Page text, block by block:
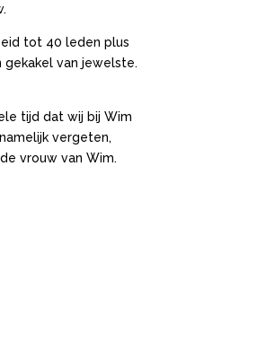
tot 40 leden plus
gekakel van jewelste.
tijd dat wij bij Wim
vergeten,
vrouw van Wim.